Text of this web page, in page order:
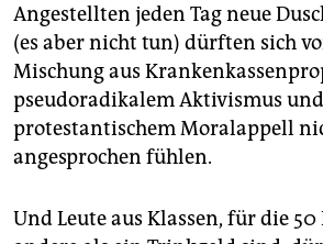
Angestellten jeden Tag neue
(es aber nicht tun) dürften sich
Mischung aus
pseudoradikalem Aktivismus und
protestantischem Moralappell
angesprochen fühlen.
Und Leute aus Klassen, für die 50